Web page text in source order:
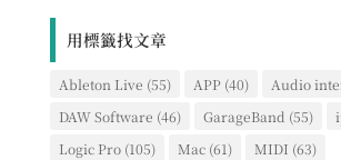
類
別
用標籤找文章
Ableton Live (55) APP(40) Audio
DAW Software (46) GarageBand (55)
Logic Pro(105) Mac(61) MIDI (63)